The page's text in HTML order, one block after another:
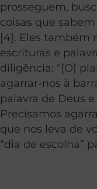
prosseguem,
coisas que sabem
[4]. Eles também
escrituras e
diligência: “[O]
agarrar-nos à
palavra de Deus
Precisamos
que nos leva de
“dia de escolha”